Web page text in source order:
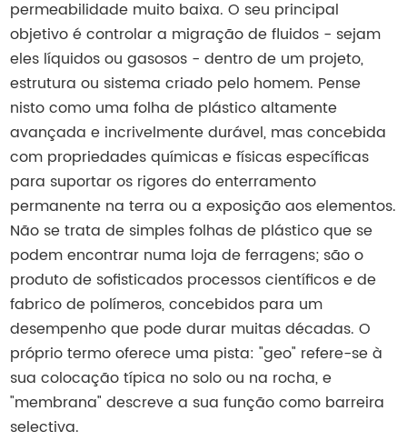
permeabilidade muito baixa. O seu principal
objetivo é controlar a migração de fluidos - sejam
eles líquidos ou gasosos - dentro de um projeto,
estrutura ou sistema criado pelo homem. Pense
nisto como uma folha de plástico altamente
avançada e incrivelmente durável, mas concebida
com propriedades químicas e físicas específicas
para suportar os rigores do enterramento
permanente na terra ou a exposição aos elementos.
Não se trata de simples folhas de plástico que se
podem encontrar numa loja de ferragens; são o
produto de sofisticados processos científicos e de
fabrico de polímeros, concebidos para um
desempenho que pode durar muitas décadas. O
próprio termo oferece uma pista: "geo" refere-se à
sua colocação típica no solo ou na rocha, e
"membrana" descreve a sua função como barreira
selectiva.